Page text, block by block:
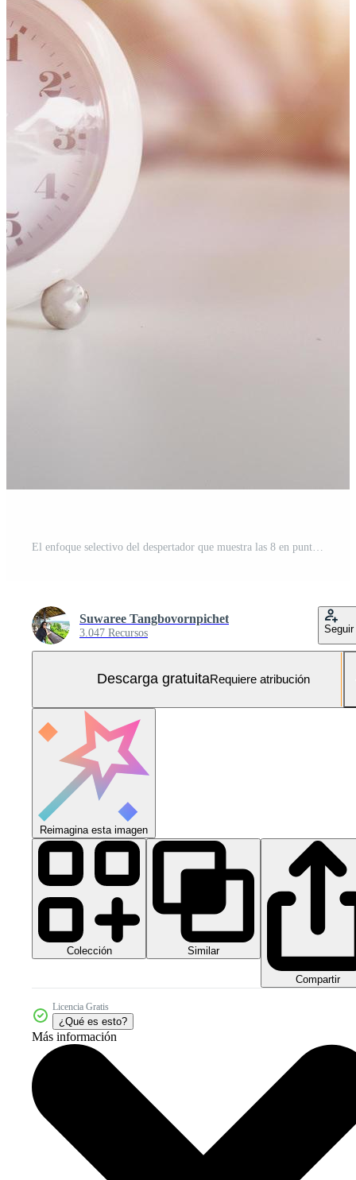
Suwaree Tangbovornpichet
3.047 Recursos Seguir
Descarga gratuitaRequiere atribución
Reimagina esta imagen
Colección Similar
Compartir
Licencia Gratis
¿Qué es esto?
Más información